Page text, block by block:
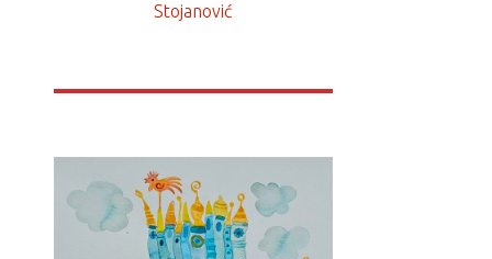
Stojanović